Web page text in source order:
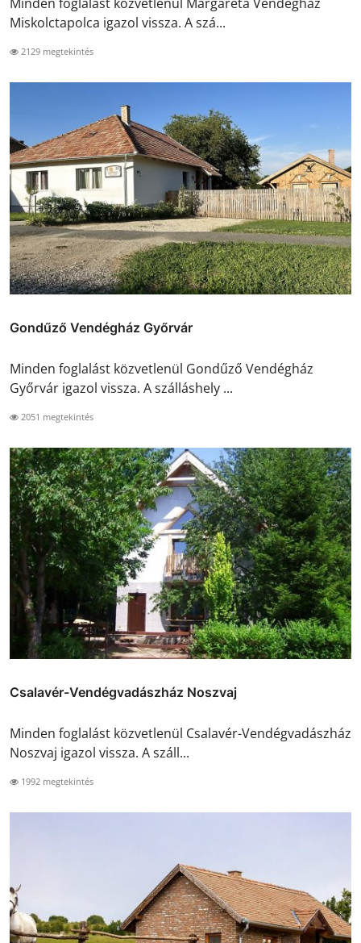
Miskolctapolca igazol vissza. A szá...
2129 megtekintés
Gondűző Vendégház Győrvár
Minden foglalást közvetlenül Gondűző Vendégház
Győrvár igazol vissza. A szálláshely ...
2051 megtekintés
Csalavér-Vendégvadászház Noszvaj
Minden foglalást közvetlenül Csalavér-Vendégvadászház
Noszvaj igazol vissza. A száll...
1992 megtekintés